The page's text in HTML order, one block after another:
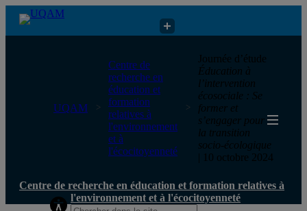
Centre de recherche en éducation et formation relatives à
l'environnement et à l'écocitoyenneté
UQAM
Centre de
recherche en
éducation et
formation
relatives à
l'environnement
et à
l'écocitoyenneté
Journée d’étude
Éducation à
l’intervention
écosociale : Se
former et
s’engager pour
la transition
socio-écologique
| 10 octobre 2024
Centre de recherche en éducation et formation relatives à
l'environnement et à l'écocitoyenneté